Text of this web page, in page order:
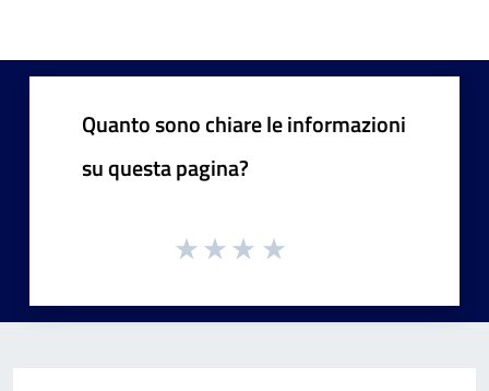
Quanto sono chiare le informazioni
su questa pagina?